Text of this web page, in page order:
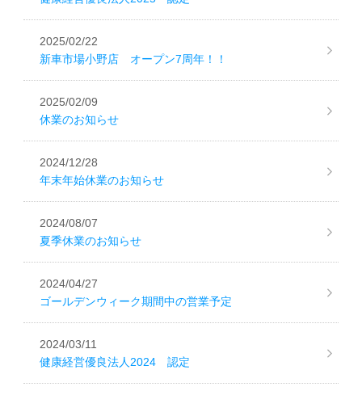
2025/02/22
新車市場小野店 オープン7周年！！
2025/02/09
休業のお知らせ
2024/12/28
年末年始休業のお知らせ
2024/08/07
夏季休業のお知らせ
2024/04/27
ゴールデンウィーク期間中の営業予定
2024/03/11
健康経営優良法人2024 認定